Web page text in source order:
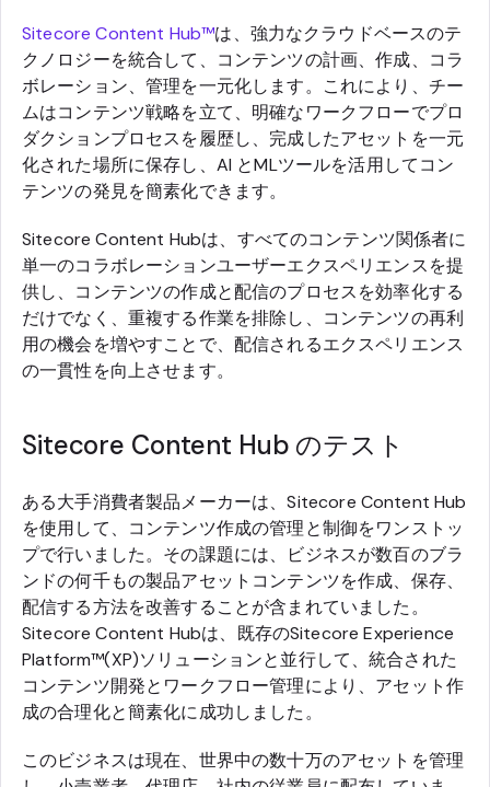
Sitecore Content Hub™は、強力なクラウドベースのテ
クノロジーを統合して、コンテンツの計画、作成、コラ
ボレーション、管理を一元化します。これにより、チー
ムはコンテンツ戦略を立て、明確なワークフローでプロ
ダクションプロセスを履歴し、完成したアセットを一元
化された場所に保存し、AI とMLツールを活用してコン
テンツの発見を簡素化できます。
Sitecore Content Hubは、すべてのコンテンツ関係者に
単一のコラボレーションユーザーエクスペリエンスを提
供し、コンテンツの作成と配信のプロセスを効率化する
だけでなく、重複する作業を排除し、コンテンツの再利
用の機会を増やすことで、配信されるエクスペリエンス
の一貫性を向上させます。
Sitecore Content Hub のテスト
ある大手消費者製品メーカーは、Sitecore Content Hub
を使用して、コンテンツ作成の管理と制御をワンストッ
プで行いました。その課題には、ビジネスが数百のブラ
ンドの何千もの製品アセットコンテンツを作成、保存、
配信する方法を改善することが含まれていました。
Sitecore Content Hubは、既存のSitecore Experience
Platform™(XP)ソリューションと並行して、統合された
コンテンツ開発とワークフロー管理により、アセット作
成の合理化と簡素化に成功しました。
このビジネスは現在、世界中の数十万のアセットを管理